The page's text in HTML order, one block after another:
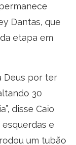
Dantas, que
etapa em
Deus por ter
30
disse Caio
esquerdas e
um tubão